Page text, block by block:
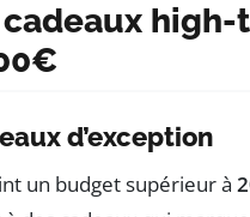
high-
d’exception
un budget supérieur à